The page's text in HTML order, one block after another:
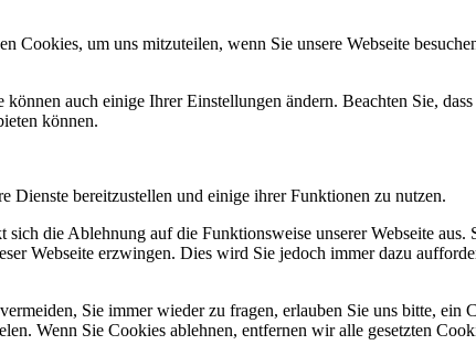
um uns mitzuteilen, wenn Sie unsere Webseite
auch einige Ihrer Einstellungen ändern. Beachten Sie,
können.
Dienste bereitzustellen und einige ihrer Funktionen zu nutzen.
die Ablehnung auf die Funktionsweise unserer Webseite
Webseite erzwingen. Dies wird Sie jedoch immer dazu
Sie immer wieder zu fragen, erlauben Sie uns bitte, ein
Wenn Sie Cookies ablehnen, entfernen wir alle gesetzten